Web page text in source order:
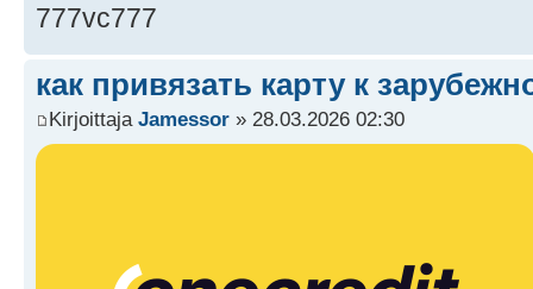
777vc777
как привязать карту к
Kirjoittaja Jamessor » 28.03.2026 02:30